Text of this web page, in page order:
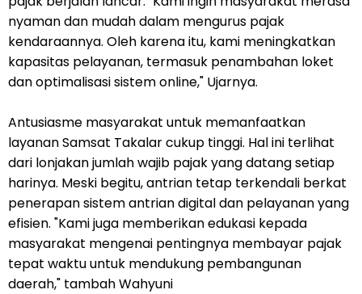
nyaman dan mudah dalam mengurus pajak
kendaraannya. Oleh karena itu, kami meningkatkan
kapasitas pelayanan, termasuk penambahan loket
dan optimalisasi sistem online," Ujarnya.
Antusiasme masyarakat untuk memanfaatkan
layanan Samsat Takalar cukup tinggi. Hal ini terlihat
dari lonjakan jumlah wajib pajak yang datang setiap
harinya. Meski begitu, antrian tetap terkendali berkat
penerapan sistem antrian digital dan pelayanan yang
efisien. "Kami juga memberikan edukasi kepada
masyarakat mengenai pentingnya membayar pajak
tepat waktu untuk mendukung pembangunan
daerah," tambah Wahyuni